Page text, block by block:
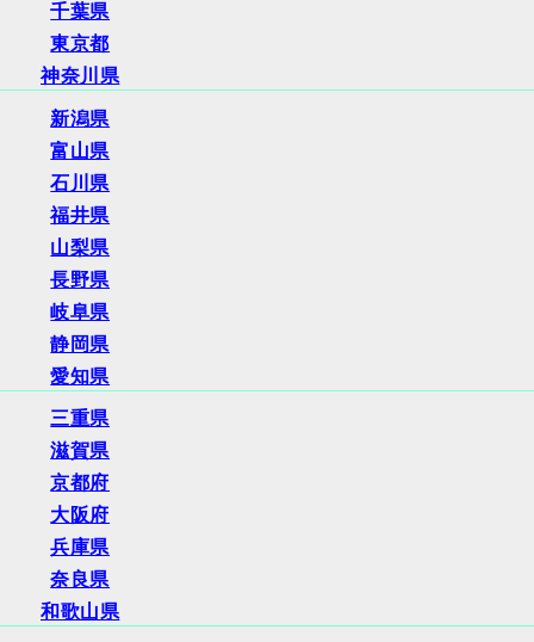
千葉県
東京都
神奈川県
新潟県
富山県
石川県
福井県
山梨県
長野県
岐阜県
静岡県
愛知県
三重県
滋賀県
京都府
大阪府
兵庫県
奈良県
和歌山県